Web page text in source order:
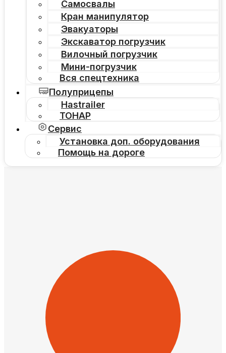
Самосвалы
Кран манипулятор
Эвакуаторы
Экскаватор погрузчик
Вилочный погрузчик
Мини-погрузчик
Вся спецтехника
Полуприцепы
Hastrailer
ТОНАР
Сервис
Установка доп. оборудования
Помощь на дороге